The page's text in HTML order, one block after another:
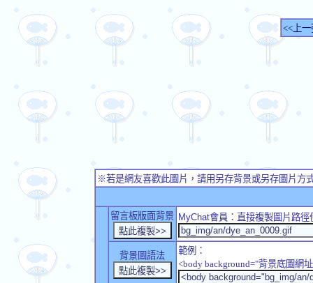
<<上一
※若是網友喜歡此圖片，請用另存背景或另存圖片方
留言板版面背景 MyChat會員：直接複製圖片路
背景圖語法
範例：
<body background="背景底圖網